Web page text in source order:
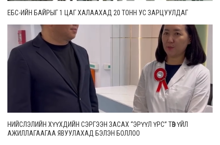
ЕБС-ИЙН БАЙРЫГ 1 ЦАГ ХАЛААХАД 20 ТОНН УС ЗАРЦУУЛДАГ
НИЙСЛЭЛИЙН ХҮҮХДИЙН СЭРГЭЭН ЗАСАХ “ЭРҮҮЛ ҮРС” ТӨВ ҮЙЛ
АЖИЛЛАГААГАА ЯВУУЛАХАД БЭЛЭН БОЛЛОО